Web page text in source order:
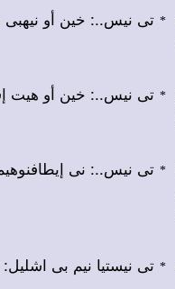
* تى نيس..: خين أو نيهبى
* تى نيس..: خين أو هيت
* تى نيس..: نى
* تى نيستيا نيم بى